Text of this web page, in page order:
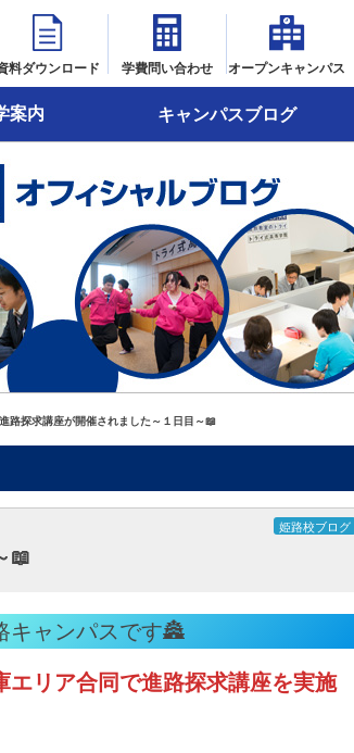
料ダウンロード 学費問い合わせ オープンキャンパス
案内 キャンパスブログ
路探求講座が開催されました～１日目～📖
姫路校ブログ
📖
キャンパスです🏯
エリア合同で進路探求講座を実施